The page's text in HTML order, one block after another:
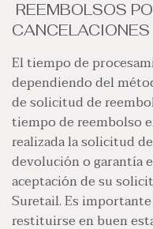
REEMBOLSOS
CANCELACIONES
El tiempo de
dependiendo del
de solicitud de
tiempo de reembolso
realizada la solicitud
devolución o garantía
aceptación de su
Suretail. Es
restituirse en buen